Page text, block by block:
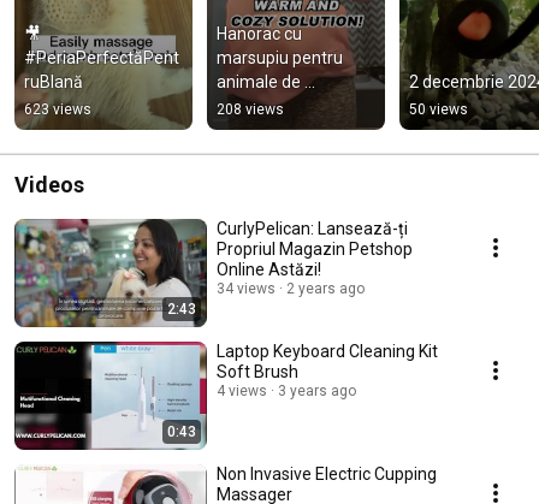
🎥
#PeriaPerfectăPent
ruBlană
623 views
Hanorac cu
marsupiu pentru
animale de
companie - Ideal
pentru pisici și căței
mici
208 views
2 decembrie
50 views
Videos
2:43
CurlyPelican: Lansează-ți
Propriul Magazin Petshop
Online Astăzi!
34 views 2 years ago
0:43
Laptop Keyboard Cleaning Kit
Soft Brush
4 views 3 years ago
Non Invasive Electric Cupping
Massager